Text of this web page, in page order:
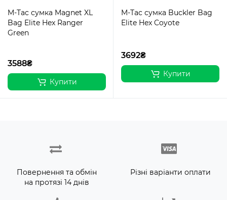
M-Tac сумка Magnet XL
Bag Elite Hex Ranger
Green
3588₴
Купити
M-Tac сумка Buckler Bag
Elite Hex Coyote
3692₴
Купити
Повернення та обмін
на протязі 14 днів
Різні варіанти оплати